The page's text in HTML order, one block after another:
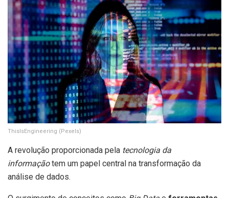
ThisIsEngineering (Pexels)
A revolução proporcionada pela tecnologia da
informaçãotem um papel central na transformação da
análise de dados.